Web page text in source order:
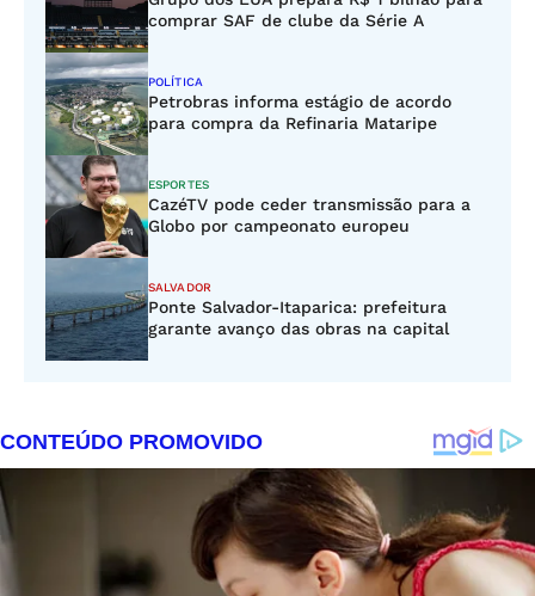
comprar SAF de clube da Série A
POLÍTICA
Petrobras informa estágio de acordo
para compra da Refinaria Mataripe
ESPORTES
CazéTV pode ceder transmissão para a
Globo por campeonato europeu
SALVADOR
Ponte Salvador-Itaparica: prefeitura
garante avanço das obras na capital